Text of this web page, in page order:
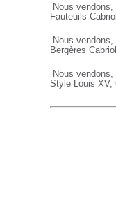
Nous
Fauteuils
Nous
Bergères
Nous
Style Louis XV,